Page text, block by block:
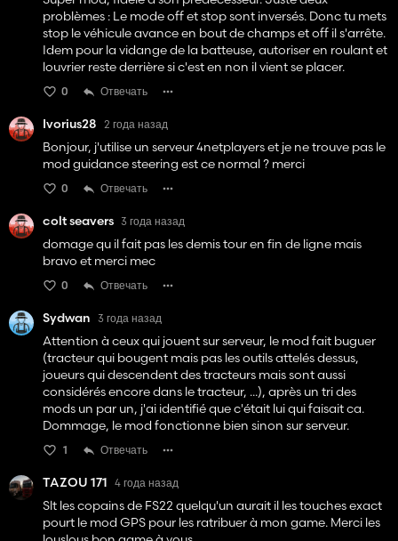
problèmes : Le mode off et stop sont inversés. Donc tu mets
stop le véhicule avance en bout de champs et off il s'arrête.
Idem pour la vidange de la batteuse, autoriser en roulant et
louvrier reste derrière si c'est en non il vient se placer.
0 Отвечать
Ivorius28 2 года назад
Bonjour, j'utilise un serveur 4netplayers et je ne trouve pas le
mod guidance steering est ce normal ? merci
0 Отвечать
colt seavers 3 года назад
domage qu il fait pas les demis tour en fin de ligne mais
bravo et merci mec
0 Отвечать
Sydwan 3 года назад
Attention à ceux qui jouent sur serveur, le mod fait buguer
(tracteur qui bougent mais pas les outils attelés dessus,
joueurs qui descendent des tracteurs mais sont aussi
considérés encore dans le tracteur, ...), après un tri des
mods un par un, j'ai identifié que c'était lui qui faisait ca.
Dommage, le mod fonctionne bien sinon sur serveur.
1 Отвечать
TAZOU 171 4 года назад
Slt les copains de FS22 quelqu'un aurait il les touches exact
pourt le mod GPS pour les ratribuer à mon game. Merci les